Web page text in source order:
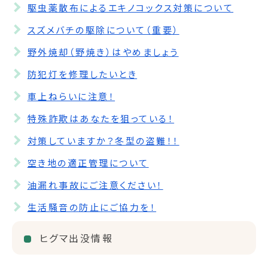
駆虫薬散布によるエキノコックス対策について
スズメバチの駆除について（重要）
野外焼却（野焼き）はやめましょう
防犯灯を修理したいとき
車上ねらいに注意！
特殊詐欺はあなたを狙っている！
対策していますか？冬型の盗難！！
空き地の適正管理について
油漏れ事故にご注意ください！
生活騒音の防止にご協力を！
ヒグマ出没情報